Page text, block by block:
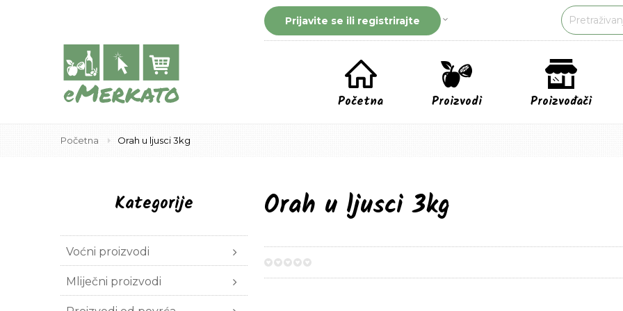
Prijavite se ili registrirajte
Početna Proizvodi Proizvođači
Početna Orah u ljusci 3kg
Orah u ljusci 3kg
Kategorije
Voćni proizvodi
Mliječni proizvodi